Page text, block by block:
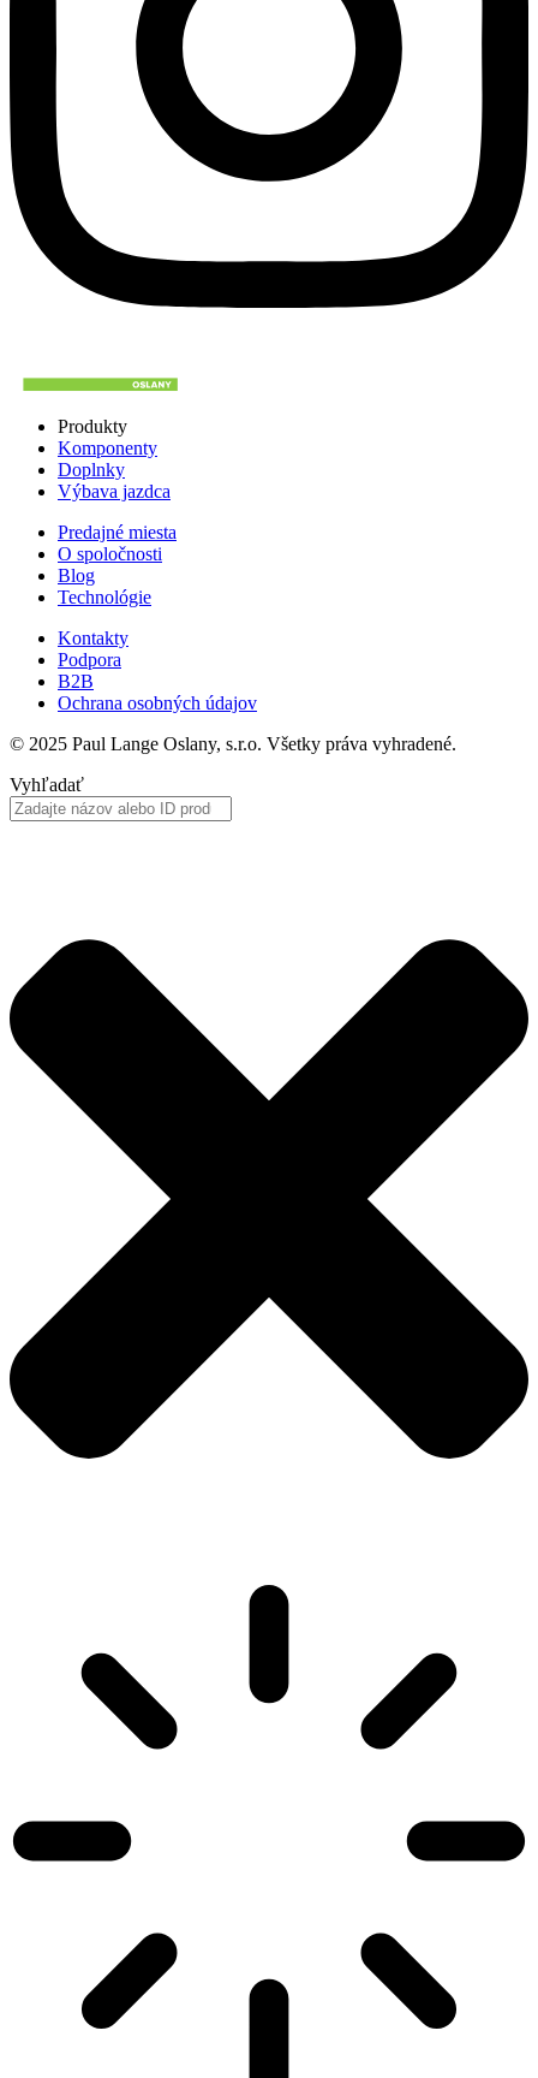
Produkty
Komponenty
Doplnky
Výbava jazdca
Predajné miesta
O spoločnosti
Blog
Technológie
Kontakty
Podpora
B2B
Ochrana osobných údajov
© 2025 Paul Lange Oslany, s.r.o. Všetky práva vyhradené.
Vyhľadať